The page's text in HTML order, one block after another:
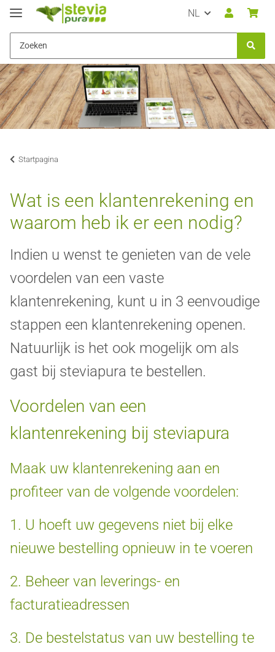
NL
Startpagina
Wat is een klantenrekening en
waarom heb ik er een nodig?
Indien u wenst te genieten van de vele
voordelen van een vaste
klantenrekening, kunt u in 3 eenvoudige
stappen een klantenrekening openen.
Natuurlijk is het ook mogelijk om als
gast bij steviapura te bestellen.
Voordelen van een
klantenrekening bij steviapura
Maak uw klantenrekening aan en
profiteer van de volgende voordelen:
1. U hoeft uw gegevens niet bij elke
nieuwe bestelling opnieuw in te voeren
2. Beheer van leverings- en
facturatieadressen
3. De bestelstatus van uw bestelling te